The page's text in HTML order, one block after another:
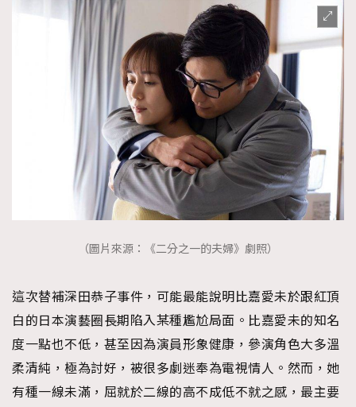
（圖片來源：《二分之一的夫婦》劇照）
這次替補深田恭子事件，可能最能說明比嘉愛未於跟紅頂
白的日本演藝圈長期陷入某種尷尬局面。比嘉愛未的知名
度一點也不低，甚至因為演員形象健康，參演角色大多溫
柔清純，極為討好，被很多劇迷奉為電視情人。然而，她
有種一線未滿，屈就於二線的高不成低不就之感，最主要